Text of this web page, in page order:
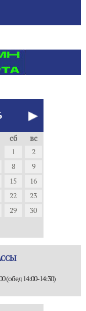
сб вс
1
2
8
9
15
16
22
23
29
30
(обед 14:00-14:30)